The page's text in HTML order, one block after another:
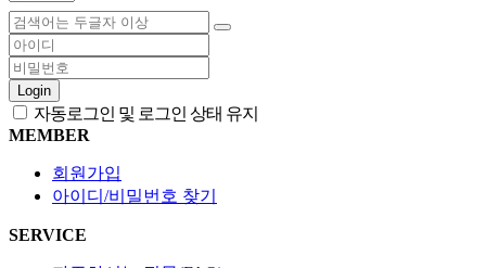
Login
자동로그인 및 로그인 상태 유지
MEMBER
회원가입
아이디/비밀번호 찾기
SERVICE